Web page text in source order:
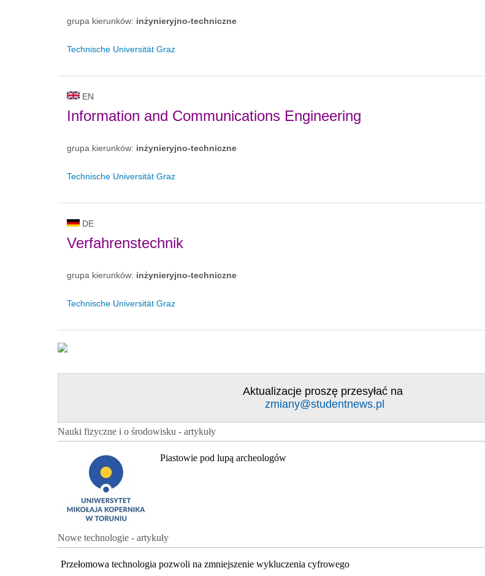
grupa kierunków: inżynieryjno-techniczne
Technische Universität Graz
EN
Information and Communications Engineering
grupa kierunków: inżynieryjno-techniczne
Technische Universität Graz
DE
Verfahrenstechnik
grupa kierunków: inżynieryjno-techniczne
Technische Universität Graz
Aktualizacje proszę przesyłać na
zmiany@studentnews.pl
Nauki fizyczne i o środowisku - artykuły
Piastowie pod lupą archeologów
Nowe technologie - artykuły
Przełomowa technologia pozwoli na zmniejszenie wykluczenia cyfrowego